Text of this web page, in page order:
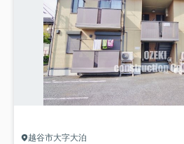
越谷市大字大泊